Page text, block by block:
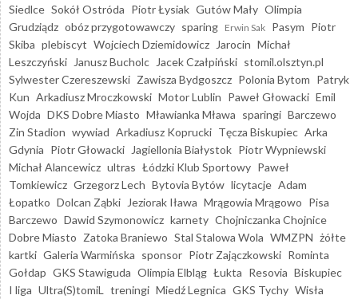
Siedlce Sokół Ostróda Piotr Łysiak Gutów Mały Olimpia
Grudziądz obóz przygotowawczy sparing Erwin Sak Pasym Piotr
Skiba plebiscyt Wojciech Dziemidowicz Jarocin Michał
Leszczyński
Janusz Bucholc Jacek Czałpiński stomil.olsztyn.pl
Sylwester Czereszewski Zawisza Bydgoszcz Polonia Bytom Patryk
Kun Arkadiusz Mroczkowski Motor Lublin Paweł Głowacki Emil
Wojda DKS Dobre Miasto Mławianka Mława sparingi Barczewo
Zin Stadion wywiad Arkadiusz Koprucki Tęcza Biskupiec Arka
Gdynia Piotr Głowacki Jagiellonia Białystok Piotr Wypniewski
Michał Alancewicz ultras Łódzki Klub Sportowy Paweł
Tomkiewicz Grzegorz Lech Bytovia Bytów licytacje Adam
Łopatko Dolcan Ząbki Jeziorak Iława Mrągowia Mrągowo Pisa
Barczewo Dawid Szymonowicz karnety Chojniczanka Chojnice
Dobre Miasto Zatoka Braniewo Stal Stalowa Wola WMZPN żółte
kartki Galeria Warmińska sponsor Piotr Zajączkowski Rominta
Gołdap GKS Stawiguda Olimpia Elbląg Łukta Resovia Biskupiec
I liga Ultra(S)tomiL treningi Miedź Legnica GKS Tychy Wisła